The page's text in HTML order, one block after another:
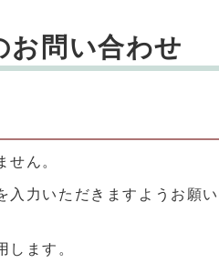
お問い合わせ
ん。
力いただきますようお願
ます。